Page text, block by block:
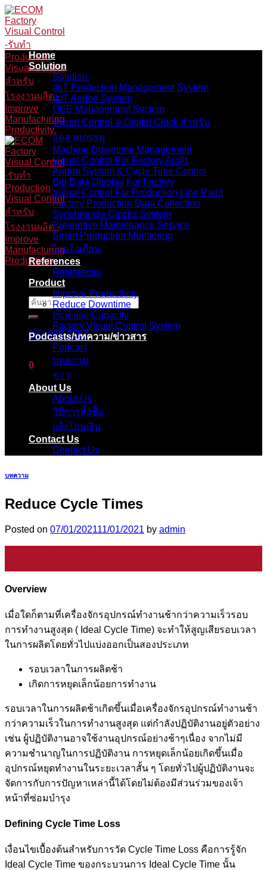
Skip
to
content
ค้นหา:
083-096-2657
0
ตะกร้าสินค้า
ไม่มีสินค้าในตะกร้า
Home
Solution
Solution
IIoT Production Management System
IIoT Andon System
OEE Management System
Visual Control & Digital Clock สำหรับ
อุตสาหกรรม
Machine Downtime Management
Visual Control For Factory Audit
Andon System & Cycle Time Control
Big Data Display For Factory
Visual Control For Production Line Paint
Factory Production Data Collection
Synchronize Clocks System
Preventive Maintenance Service
Smart Production Monitoring
ไก่แจ้งเตือน
References
References
Product
Improve Productivity
Reduce Downtime
Increase Capacity
Factory Visual Control System
Podcasts/บทความ/ข่าวสาร
Podcast
บทความ
ข่าว
About Us
About Us
วิธีการสั้งซื้อ
แจ้งโอนเงิน
Contact Us
Contact Us
บทความ
Reduce Cycle Times
Posted on 07/01/202111/01/2021 by admin
Overview
เมื่อใดก็ตามที่เครื่องจักรอุปกรณ์ทำงานช้ากว่าความเร็วรอบ
การทำงานสูงสุด ( Ideal Cycle Time) จะทำให้สูญเสียรอบเวลา
ในการผลิตโดยทั่วไปแบ่งออกเป็นสองประเภท
รอบเวลาในการผลิตช้า
เกิดการหยุดเล็กน้อยการทำงาน
รอบเวลาในการผลิตช้าเกิดขึ้นเมื่อเครื่องจักรอุปกรณ์ทำงานช้า
กว่าความเร็วในการทำงานสูงสุด แต่กำลังปฏิบัติงานอยู่ตัวอย่าง
เช่น ผู้ปฏิบัติงานอาจใช้งานอุปกรณ์อย่างช้าๆเนื่อง จากไม่มี
ความชำนาญในการปฏิบัติงาน การหยุดเล็กน้อยเกิดขึ้นเมื่อ
อุปกรณ์หยุดทำงานในระยะเวลาสั้น ๆ โดยทั่วไปผู้ปฏิบัติงานจะ
จัดการกับการปัญหาเหล่านี้ได้โดยไม่ต้องมีส่วนร่วมของเจ้า
หน้าที่ซ่อมบำรุง
Defining Cycle Time Loss
เงื่อนไขเบื้องต้นสำหรับการวัด Cycle Time Loss คือการรู้จัก
Ideal Cycle Time ของกระบวนการ Ideal Cycle Time นั้น